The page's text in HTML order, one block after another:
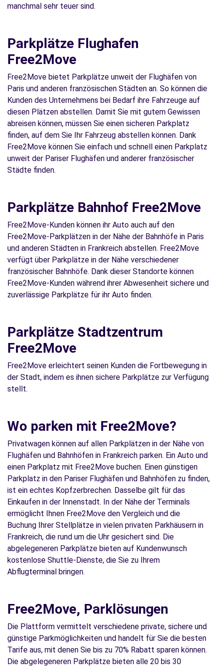
manchmal sehr teuer sind.
Parkplätze Flughafen
Free2Move
Free2Move bietet Parkplätze unweit der Flughäfen von
Paris und anderen französischen Städten an. So können die
Kunden des Unternehmens bei Bedarf ihre Fahrzeuge auf
diesen Plätzen abstellen. Damit Sie mit gutem Gewissen
abreisen können, müssen Sie einen sicheren Parkplatz
finden, auf dem Sie Ihr Fahrzeug abstellen können. Dank
Free2Move können Sie einfach und schnell einen Parkplatz
unweit der Pariser Flughäfen und anderer französischer
Städte finden.
Parkplätze Bahnhof Free2Move
Free2Move-Kunden können ihr Auto auch auf den
Free2Move-Parkplätzen in der Nähe der Bahnhöfe in Paris
und anderen Städten in Frankreich abstellen. Free2Move
verfügt über Parkplätze in der Nähe verschiedener
französischer Bahnhöfe. Dank dieser Standorte können
Free2Move-Kunden während ihrer Abwesenheit sichere und
zuverlässige Parkplätze für ihr Auto finden.
Parkplätze Stadtzentrum
Free2Move
Free2Move erleichtert seinen Kunden die Fortbewegung in
der Stadt, indem es ihnen sichere Parkplätze zur Verfügung
stellt.
Wo parken mit Free2Move?
Privatwagen können auf allen Parkplätzen in der Nähe von
Flughäfen und Bahnhöfen in Frankreich parken. Ein Auto und
einen Parkplatz mit Free2Move buchen. Einen günstigen
Parkplatz in den Pariser Flughäfen und Bahnhöfen zu finden,
ist ein echtes Kopfzerbrechen. Dasselbe gilt für das
Einkaufen in der Innenstadt. In der Nähe der Terminals
ermöglicht Ihnen Free2Move den Vergleich und die
Buchung Ihrer Stellplätze in vielen privaten Parkhäusern in
Frankreich, die rund um die Uhr gesichert sind. Die
abgelegeneren Parkplätze bieten auf Kundenwunsch
kostenlose Shuttle-Dienste, die Sie zu Ihrem
Abflugterminal bringen.
Free2Move, Parklösungen
Die Plattform vermittelt verschiedene private, sichere und
günstige Parkmöglichkeiten und handelt für Sie die besten
Tarife aus, mit denen Sie bis zu 70% Rabatt sparen können.
Die abgelegeneren Parkplätze bieten alle 20 bis 30